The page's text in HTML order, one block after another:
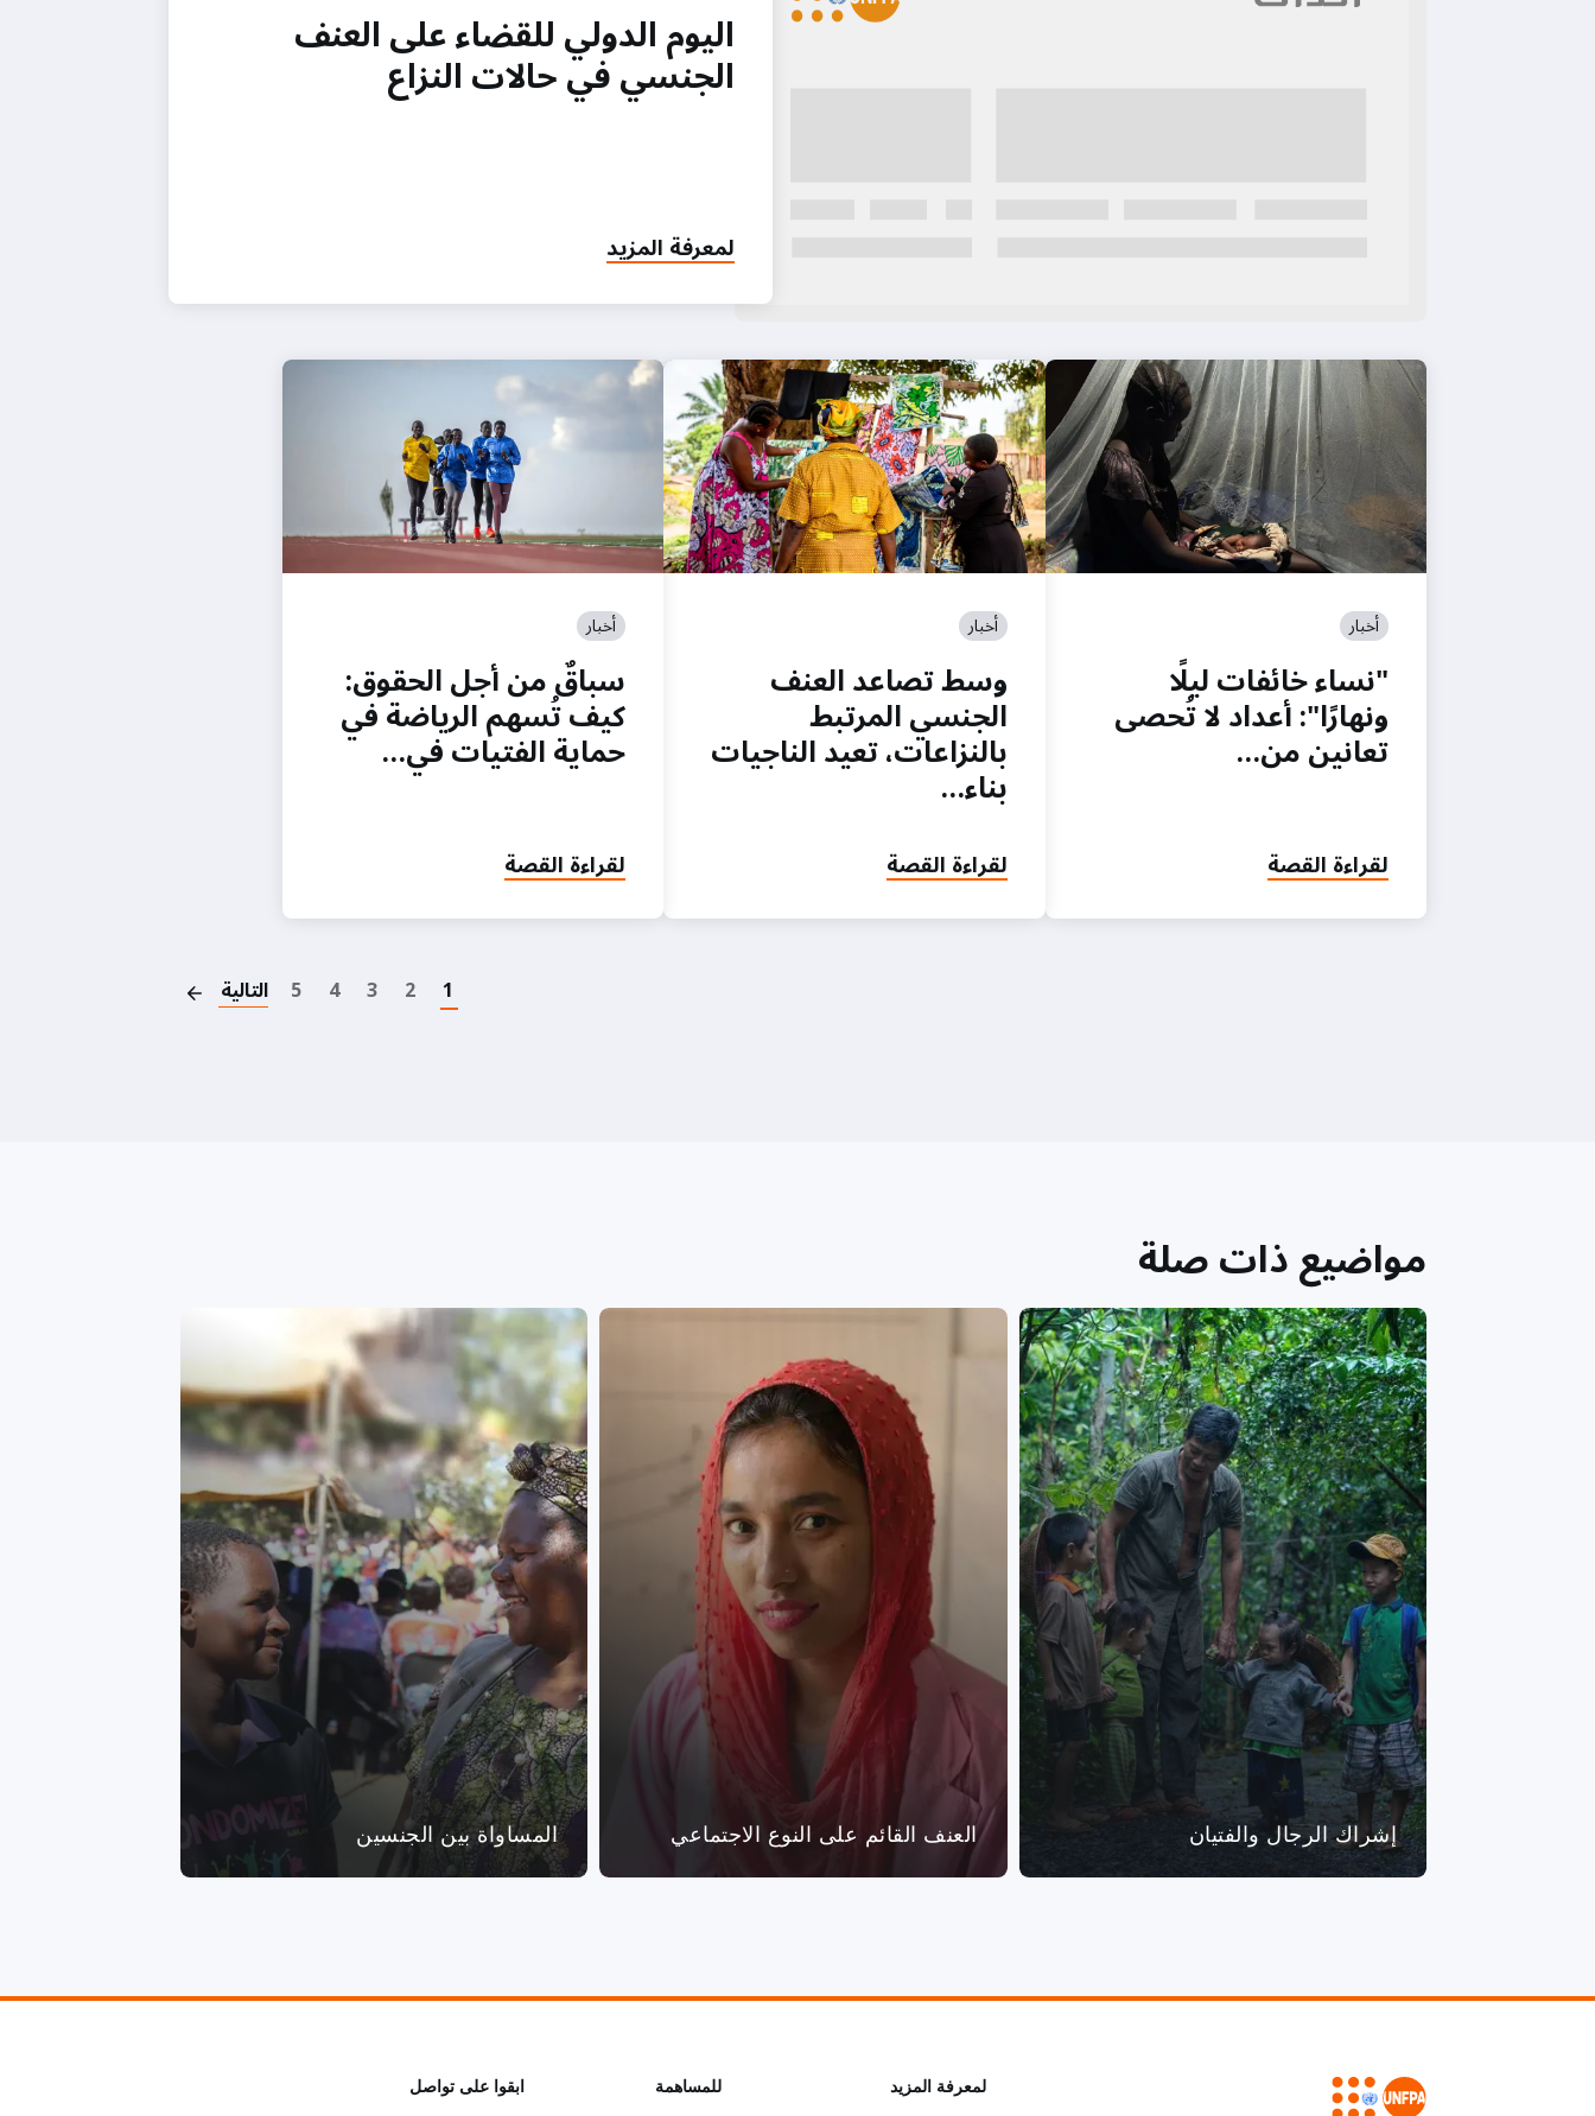
اليوم الدولي للقضاء على العنف
الجنسي في حالات النزاع
لمعرفة المزيد
أخبار
"نساء خائفات ليلًا
ونهارًا": أعداد لا تُحصى
تعانين من…
لقراءة القصة
أخبار
وسط تصاعد العنف
الجنسي المرتبط
بالنزاعات، تعيد الناجيات
بناء…
لقراءة القصة
أخبار
سباقٌ من أجل الحقوق:
كيف تُسهم الرياضة في
حماية الفتيات في…
لقراءة القصة
1
2
3
4
5 التالية
مواضيع ذات صلة
إشراك الرجال والفتيان العنف القائم على النوع الاجتماعي المساواة بين الجنسين
لمعرفة المزيد للمساهمة ابقوا على تواصل